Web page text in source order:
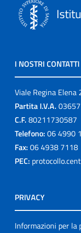
I NOSTRI CONTATTI
Viale Regina
Partita I.V.A.
C.F. 80211730587
Telefono: 06 4990 1
Fax: 06 4938 7118
PEC:
PRIVACY
Informazioni per la